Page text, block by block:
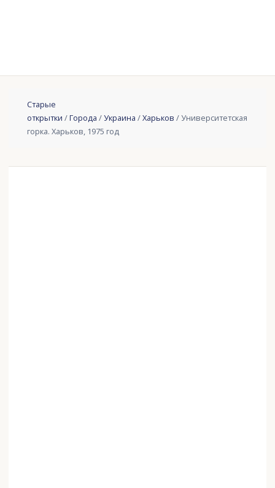
Старые
открытки /Города /Украина /Харьков / Университетская
горка. Харьков, 1975 год